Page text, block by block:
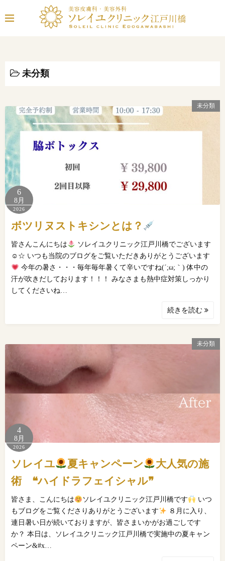
ン
未分類
未分類
6
8月
2026
ボツリヌストキシンとは？
皆さんこんにちは
ソレイユクリニック江戸川橋でございます
☺☆ いつも当院のブログをご覧いただきありがとうございます
今年の暑さ・・・毎年毎年暑くて辛いですね(´;ω;｀) 体中の
汗が吹きだしております！！！ みなさまも熱中症対策しっかり
してくださいね…
続きを読む
未分類
4
8月
2026
ソレイユ 夏キャンペーン
大人気の施
術 ❝ハイドラフェイシャル❞
皆さま、こんにちは ソレイユクリニック江戸川橋です
いつ
もブログをご覧くださりありがとうございます
８月に入り、
連日暑い日が続いておりますが、皆さまいかがお過ごしです
か？ 本日は、ソレイユクリニック江戸川橋で実施中の夏キャン
ペーン&#x…